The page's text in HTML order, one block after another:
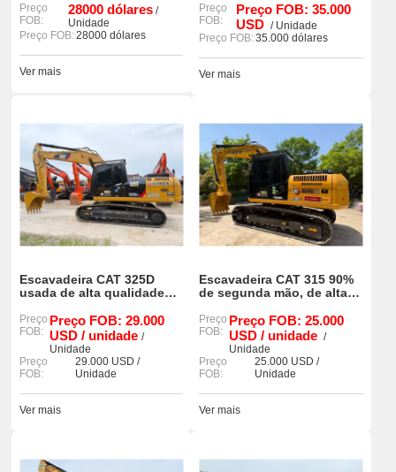
estado de conservação, à
venda.
Preço
FOB:
28000 dólares /
Unidade
Preço FOB:28000 dólares
Ver mais
conservada.
Preço
FOB:
Preço FOB: 35.000
USD / Unidade
Preço FOB:35.000 dólares
Ver mais
Escavadeira CAT 325D
usada de alta qualidade
desempenho restante.
Preço
FOB:
Preço FOB: 29.000
USD / unidade/
Unidade
Preço
FOB:
29.000 USD /
Unidade
Ver mais
Escavadeira CAT 315 90%
de segunda mão, de alta
trabalhar.
Preço
FOB:
Preço FOB: 25.000
USD / unidade /
Unidade
Preço
FOB:
25.000 USD /
Unidade
Ver mais